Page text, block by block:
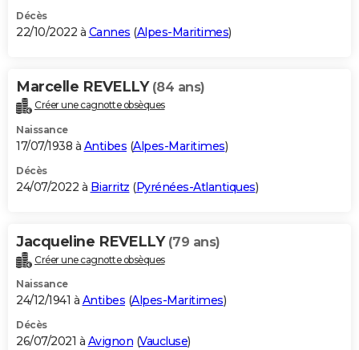
Décès
22/10/2022 à Cannes (Alpes-Maritimes)
Marcelle REVELLY (84 ans)
Créer une cagnotte obsèques
Naissance
17/07/1938 à Antibes (Alpes-Maritimes)
Décès
24/07/2022 à Biarritz (Pyrénées-Atlantiques)
Jacqueline REVELLY (79 ans)
Créer une cagnotte obsèques
Naissance
24/12/1941 à Antibes (Alpes-Maritimes)
Décès
26/07/2021 à Avignon (Vaucluse)